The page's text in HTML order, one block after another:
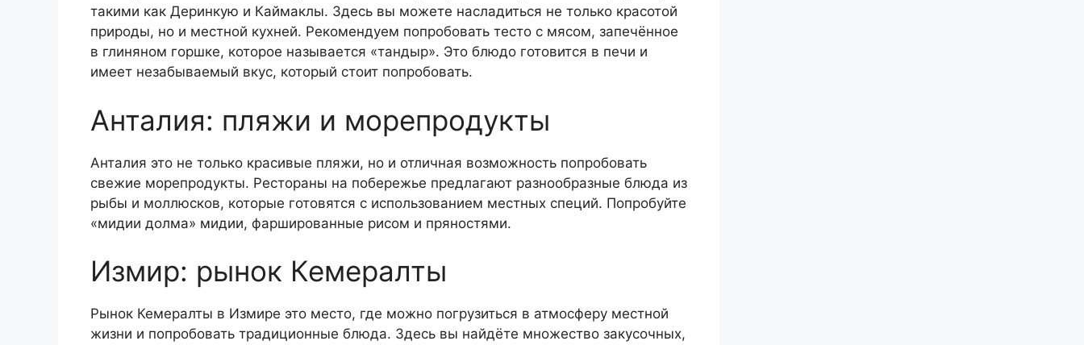
такими как Деринкую и Каймаклы. Здесь вы можете насладиться не только красотой
природы, но и местной кухней. Рекомендуем попробовать тесто с мясом, запечённое
в глиняном горшке, которое называется «тандыр». Это блюдо готовится в печи и
имеет незабываемый вкус, который стоит попробовать.
Анталия: пляжи и морепродукты
Анталия это не только красивые пляжи, но и отличная возможность попробовать
свежие морепродукты. Рестораны на побережье предлагают разнообразные блюда из
рыбы и моллюсков, которые готовятся с использованием местных специй. Попробуйте
«мидии долма» мидии, фаршированные рисом и пряностями.
Измир: рынок Кемералты
Рынок Кемералты в Измире это место, где можно погрузиться в атмосферу местной
жизни и попробовать традиционные блюда. Здесь вы найдёте множество закусочных,